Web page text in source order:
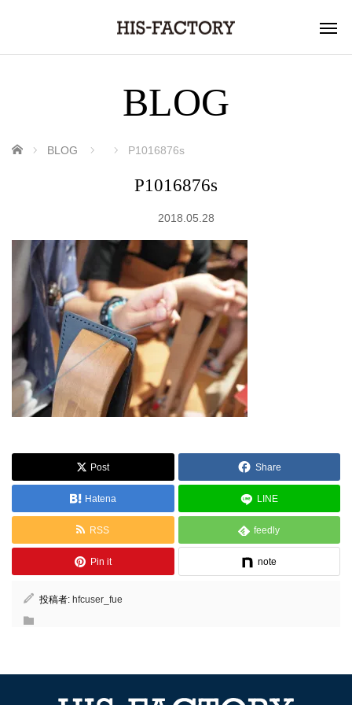
BLOG
ホーム BLOG P1016876s
P1016876s
2018.05.28
Post Share
Hatena LINE
RSS feedly
Pin it note
投稿者: hfcuser_fue